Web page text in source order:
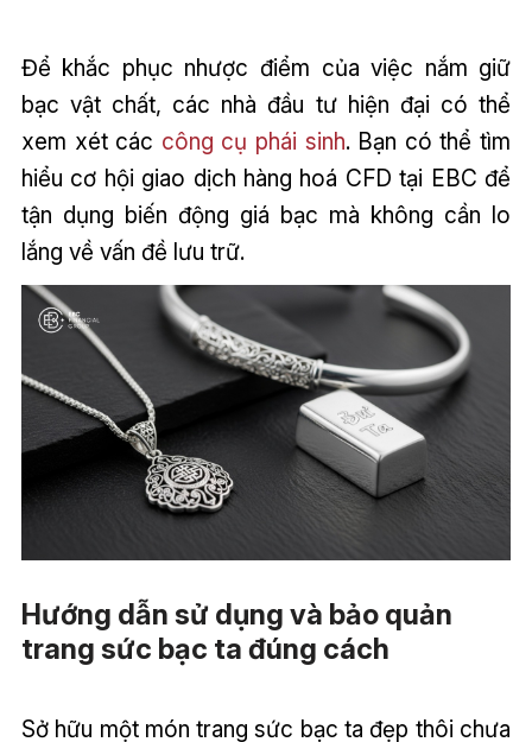
Để khắc phục nhược điểm của việc nắm giữ
bạc vật chất, các nhà đầu tư hiện đại có thể
xem xét các công cụ phái sinh. Bạn có thể tìm
hiểu cơ hội giao dịch hàng hoá CFD tại EBC để
tận dụng biến động giá bạc mà không cần lo
lắng về vấn đề lưu trữ.
Hướng dẫn sử dụng và bảo quản
trang sức bạc ta đúng cách
Sở hữu một món trang sức bạc ta đẹp thôi chưa